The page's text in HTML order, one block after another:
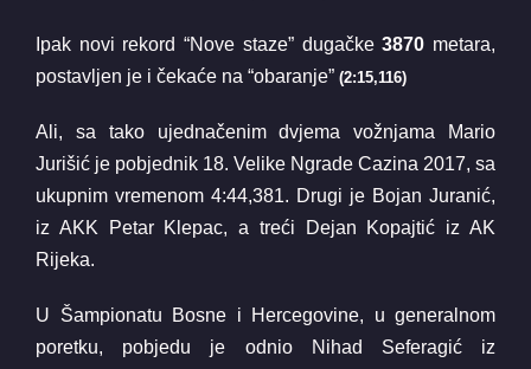
Ipak novi rekord “Nove staze” dugačke3870 metara,
postavljen je i čekaće na “obaranje” (2:15,116)
Ali, sa tako ujednačenim dvjema vožnjama Mario
Jurišić je pobjednik 18. Velike Ngrade Cazina 2017, sa
ukupnim vremenom 4:44,381. Drugi je Bojan Juranić,
iz AKK Petar Klepac, a treći Dejan Kopajtić iz AK
Rijeka.
U Šampionatu Bosne i Hercegovine, u generalnom
poretku, pobjedu je odnio Nihad Seferagić iz